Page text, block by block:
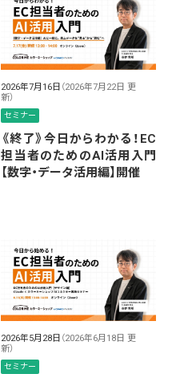
2026年7月16日 （2026年7月22日 更
新）
セミナー
《終了》今日からわかる！EC
担当者のためのAI活用入門
【数字・データ活用編】開催
2026年5月28日 （2026年6月18日 更
新）
セミナー